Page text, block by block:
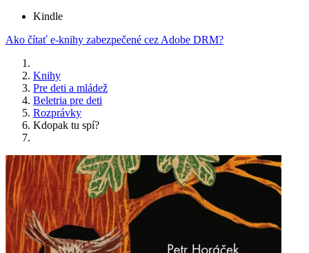
Kindle
Ako čítať e-knihy zabezpečené cez Adobe DRM?
Knihy
Pre deti a mládež
Beletria pre deti
Rozprávky
Kdopak tu spí?